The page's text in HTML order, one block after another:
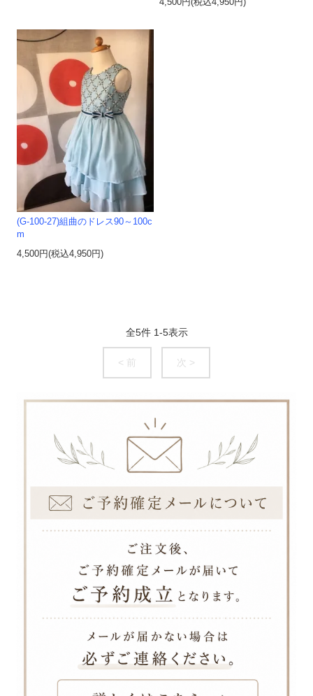
4,500円(税込4,950円)
(G-100-27)組曲のドレス90～100c
m
4,500円(税込4,950円)
全5件 1-5表示
< 前 次 >